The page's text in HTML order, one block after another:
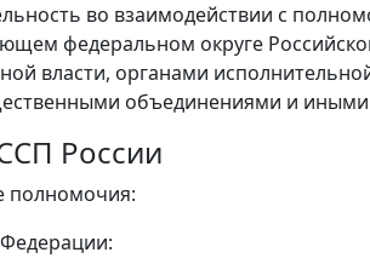
во взаимодействии с
федеральном округе
власти, органами
объединениями и
России
полномочия: